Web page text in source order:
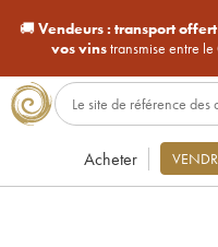
🚚Vendeurs : transport
vos vinstransmise entre
Acheter